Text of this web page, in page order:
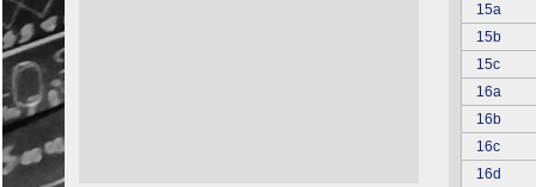
15a
15b
15c
16a
16b
16c
16d